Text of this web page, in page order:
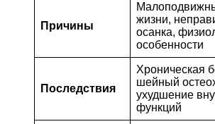
Причины
жизни,
осанка,
особенности
Последствия
Хроническая
шейный
ухудшение
функций